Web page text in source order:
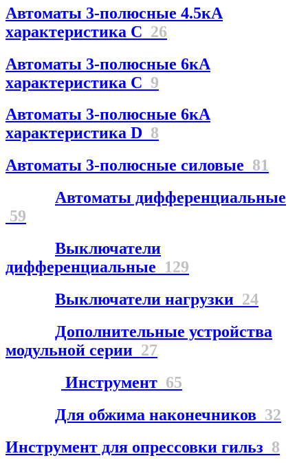
Автоматы 3-полюсные 4.5кА
характеристика С 26
Автоматы 3-полюсные 6кА
характеристика C 9
Автоматы 3-полюсные 6кА
характеристика D 8
Автоматы 3-полюсные силовые 81
Автоматы дифференциальные
59
Выключатели
дифференциальные 129
Выключатели нагрузки 24
Дополнительные устройства
модульной серии 27
Инструмент 65
Для обжима наконечников 32
Инструмент для опрессовки гильз 8